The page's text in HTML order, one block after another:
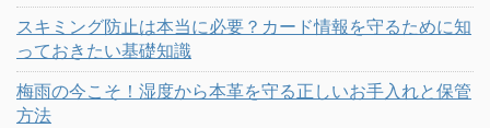
スキミング防止は本当に必要？カード情報を守るために知
っておきたい基礎知識
梅雨の今こそ！湿度から本革を守る正しいお手入れと保管
方法